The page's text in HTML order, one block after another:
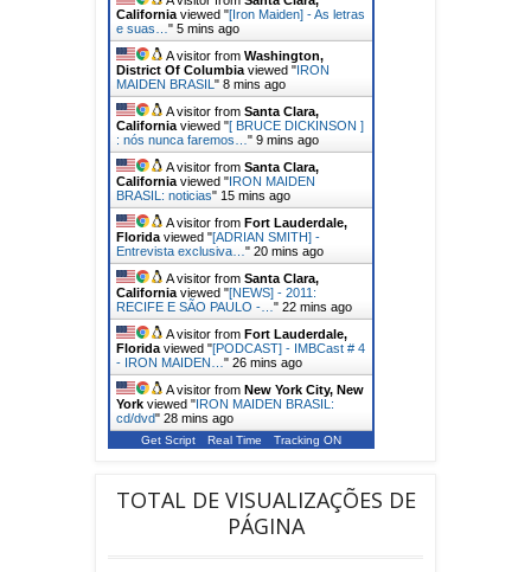
California viewed "[Iron Maiden] - As letras
e suas… " 5 mins ago
A visitor from Washington,
District Of Columbia viewed "IRON
MAIDEN BRASIL " 8 mins ago
A visitor from Santa Clara,
California viewed "[ BRUCE DICKINSON ]
: nós nunca faremos… " 9 mins ago
A visitor from Santa Clara,
California viewed "IRON MAIDEN
BRASIL: noticias" 15 mins ago
A visitor from Fort Lauderdale,
Florida viewed "[ADRIAN SMITH] -
Entrevista exclusiva… " 20 mins ago
A visitor from Santa Clara,
California viewed "[NEWS] - 2011:
RECIFE E SÃO PAULO -… " 22 mins ago
A visitor from Fort Lauderdale,
Florida viewed "[PODCAST] - IMBCast # 4
- IRON MAIDEN… " 26 mins ago
A visitor from New York City, New
York viewed "IRON MAIDEN BRASIL:
cd/dvd" 28 mins ago
Get Script Real Time Tracking ON
TOTAL DE VISUALIZAÇÕES DE
PÁGINA